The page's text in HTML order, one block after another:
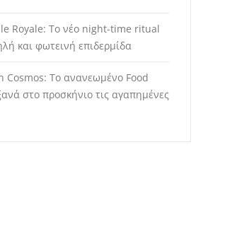
Royale: Το νέο night-time ritual
και φωτεινή επιδερμίδα
Cosmos: Το ανανεωμένο Food
στο προσκήνιο τις αγαπημένες